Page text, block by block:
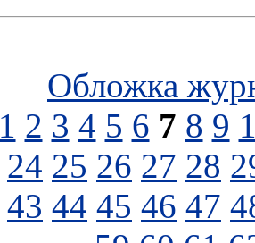
Обложка
1 2 3 4 5 6 7 8 9
24 25 26 27 28
43 44 45 46 47